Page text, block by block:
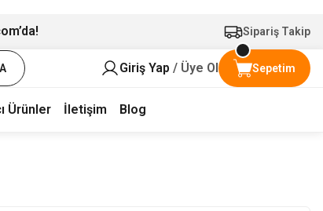
Sipariş Takip
Giriş Yap / Üye Ol Sepetim
Ürünler İletişim Blog